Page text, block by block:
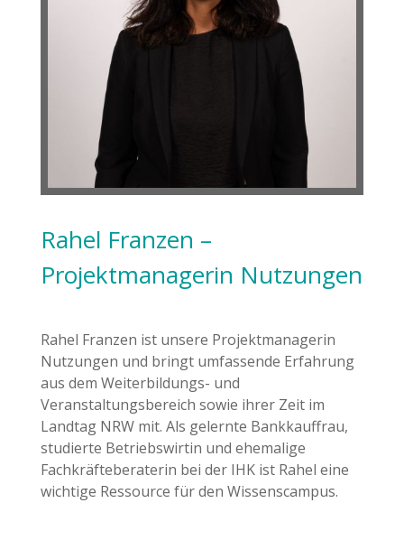
Rahel Franzen –
Projektmanagerin Nutzungen
Rahel Franzen ist unsere Projektmanagerin
Nutzungen und bringt umfassende Erfahrung
aus dem Weiterbildungs- und
Veranstaltungsbereich sowie ihrer Zeit im
Landtag NRW mit. Als gelernte Bankkauffrau,
studierte Betriebswirtin und ehemalige
Fachkräfteberaterin bei der IHK ist Rahel eine
wichtige Ressource für den Wissenscampus.